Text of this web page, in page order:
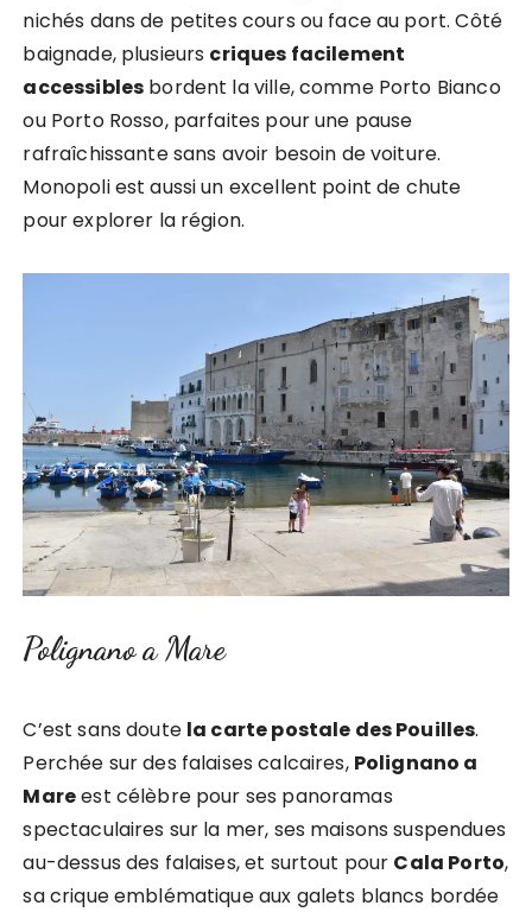
nichés dans de petites cours ou face au port. Côté
baignade, plusieurs criques facilement
accessibles bordent la ville, comme Porto Bianco
ou Porto Rosso, parfaites pour une pause
rafraîchissante sans avoir besoin de voiture.
Monopoli est aussi un excellent point de chute
pour explorer la région.
Polignano a Mare
C’est sans doute la carte postale des Pouilles.
Perchée sur des falaises calcaires, Polignano a
Mareest célèbre pour ses panoramas
spectaculaires sur la mer, ses maisons suspendues
au-dessus des falaises, et surtout pour Cala Porto,
sa crique emblématique aux galets blancs bordée